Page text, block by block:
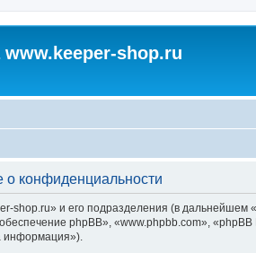
shop.ru
конфиденциальности
shop.ru» и его подразделения (в
phpBB», «www.phpbb.com»,
информация»).